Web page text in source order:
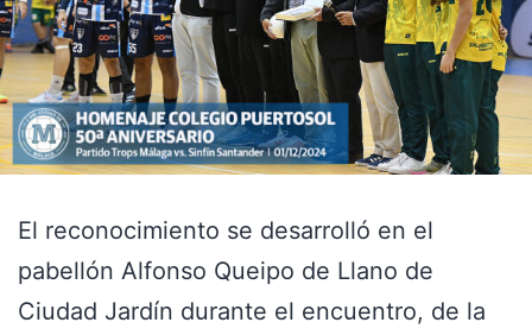
El reconocimiento se desarrolló en el
pabellón Alfonso Queipo de Llano de
Ciudad Jardín durante el encuentro, de la